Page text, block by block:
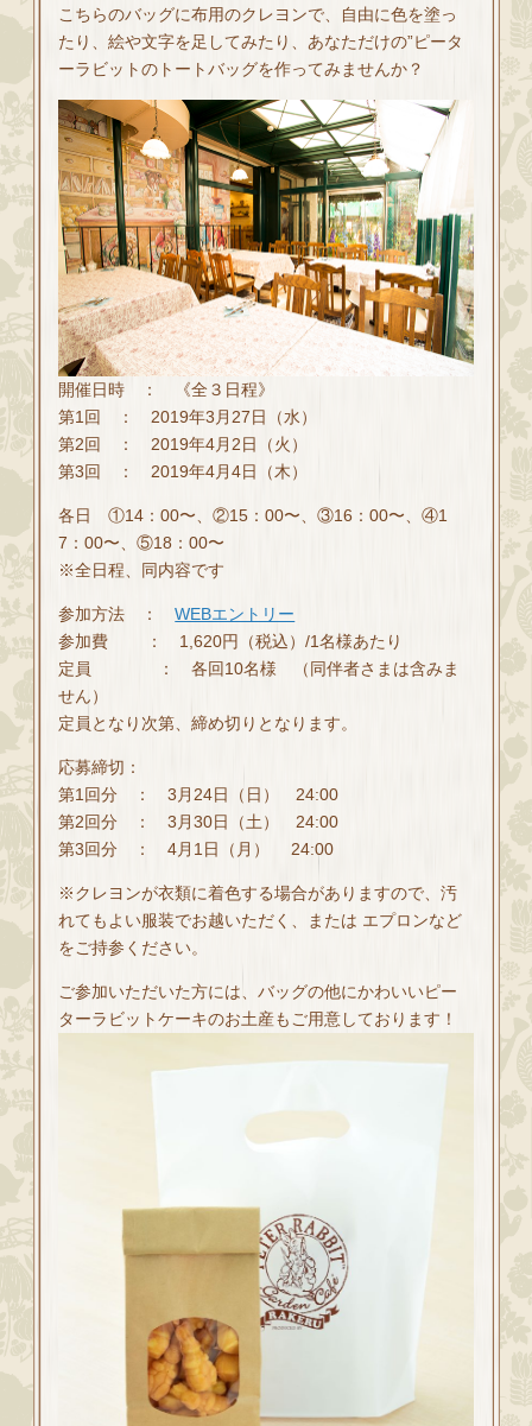
こちらのバッグに布用のクレヨンで、自由に色を塗っ
たり、絵や文字を足してみたり、あなただけの”ピータ
ーラビットのトートバッグを作ってみませんか？
開催日時 ： 《全３日程》
第1回 ： 2019年3月27日（水）
第2回 ： 2019年4月2日（火）
第3回 ： 2019年4月4日（木）
各日 ①14：00〜、②15：00〜、③16：00〜、④1
7：00〜、⑤18：00〜
※全日程、同内容です
参加方法 ：WEBエントリー
参加費 ： 1,620円（税込）/1名様あたり
定員 ： 各回10名様 （同伴者さまは含みま
せん）
定員となり次第、締め切りとなります。
応募締切：
第1回分 ： 3月24日（日） 24:00
第2回分 ： 3月30日（土） 24:00
第3回分 ： 4月1日（月） 24:00
※クレヨンが衣類に着色する場合がありますので、汚
れてもよい服装でお越いただく、または エプロンなど
をご持参ください。
ご参加いただいた方には、バッグの他にかわいいピー
ターラビットケーキのお土産もご用意しております！